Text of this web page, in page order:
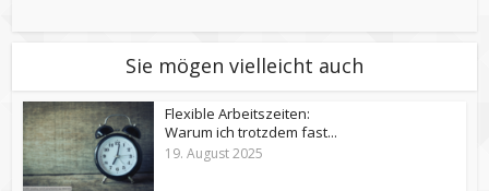
Sie mögen vielleicht auch
Flexible Arbeitszeiten:
Warum ich trotzdem fast...
19. August 2025